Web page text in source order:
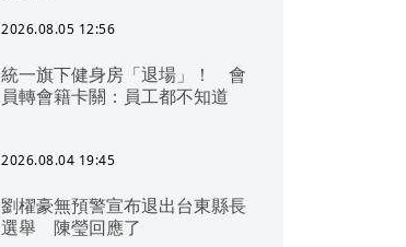
2026.08.05 12:56
統一旗下健身房「退場」！ 會
員轉會籍卡關：員工都不知道
2026.08.04 19:45
劉櫂豪無預警宣布退出台東縣長
選舉 陳瑩回應了